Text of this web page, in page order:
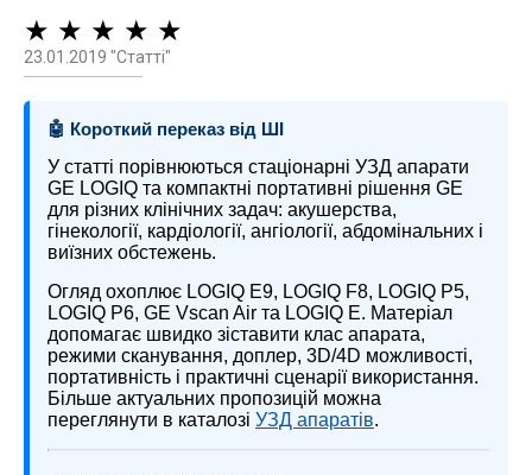
★ ★ ★ ★ ★
23.01.2019 "Статті"
🤖 Короткий переказ від ШІ
У статті порівнюються стаціонарні УЗД апарати
GE LOGIQ та компактні портативні рішення GE
для різних клінічних задач: акушерства,
гінекології, кардіології, ангіології, абдомінальних і
виїзних обстежень.
Огляд охоплює LOGIQ E9, LOGIQ F8, LOGIQ P5,
LOGIQ P6, GE Vscan Air та LOGIQ E. Матеріал
допомагає швидко зіставити клас апарата,
режими сканування, доплер, 3D/4D можливості,
портативність і практичні сценарії використання.
Більше актуальних пропозицій можна
переглянути в каталозі УЗД апаратів.